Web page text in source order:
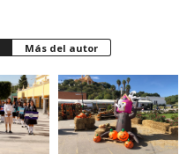
Más del autor